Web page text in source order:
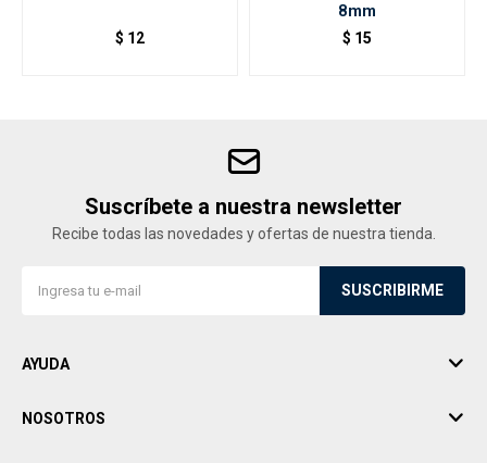
$ 12
8mm
$ 15
Suscríbete a nuestra newsletter
Recibe todas las novedades y ofertas de nuestra tienda.
SUSCRIBIRME
AYUDA
NOSOTROS